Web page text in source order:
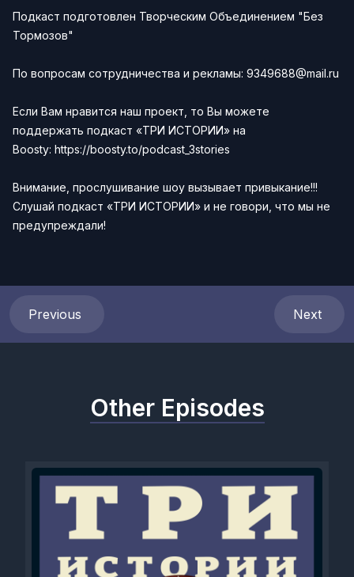
Подкаст подготовлен Творческим Объединением "Без
Тормозов"
По вопросам сотрудничества и рекламы: 9349688@mail.ru
Если Вам нравится наш проект, то Вы можете
поддержать подкаст «ТРИ ИСТОРИИ» на
Boosty: https://boosty.to/podcast_3stories
Внимание, прослушивание шоу вызывает привыкание!!!
Слушай подкаст «ТРИ ИСТОРИИ» и не говори, что мы не
предупреждали!
Previous Next
Other Episodes